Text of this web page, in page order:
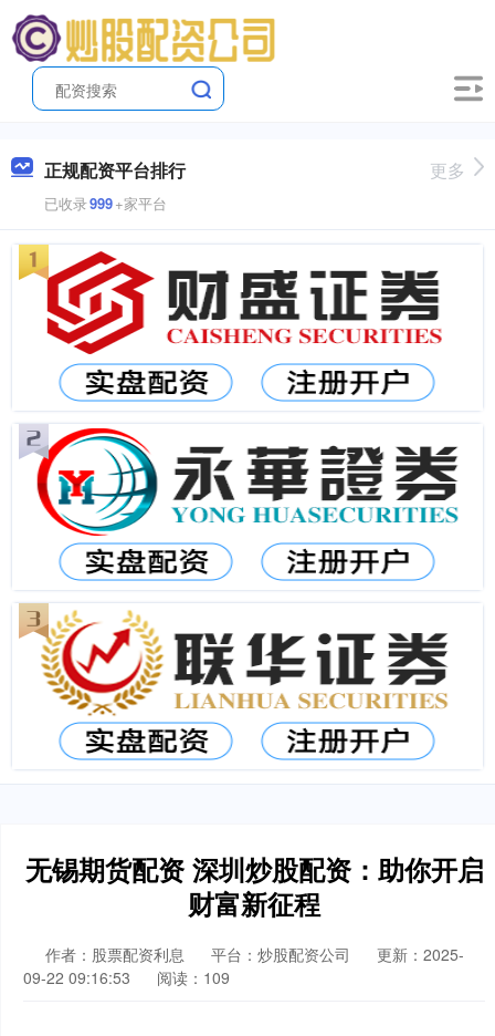
正规配资平台排行
已收录999+家平台
更多
无锡期货配资 深圳炒股配资：助你开启
财富新征程
作者：股票配资利息 平台：炒股配资公司
更新：2025-
09-22 09:16:53
阅读：109